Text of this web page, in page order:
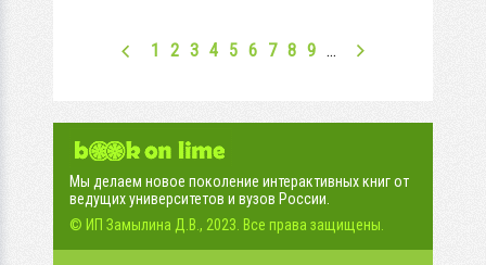
1 2 3 4 5 6 7 8 9 …
Мы делаем новое поколение интерактивных книг от
ведущих университетов и вузов России.
© ИП Замылина Д.В., 2023. Все права защищены.